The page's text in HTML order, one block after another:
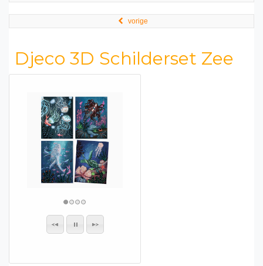
vorige
Djeco 3D Schilderset Zee